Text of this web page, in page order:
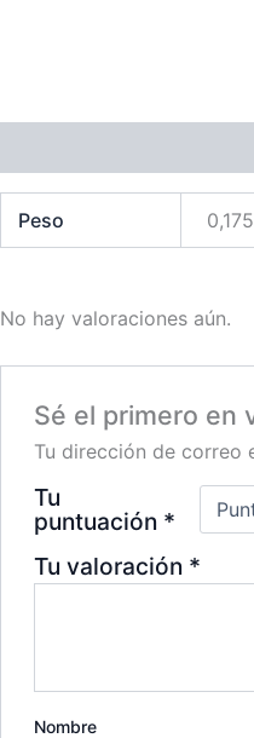
Peso
No hay valoraciones aún.
Sé el primero en
Tu dirección de correo
Tu
puntuación *
Tu valoración *
Nombre